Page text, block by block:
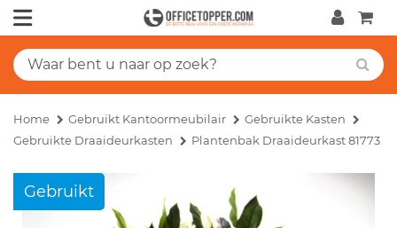
Home Gebruikt Kantoormeubilair
Gebruikte Kasten
Gebruikte Draaideurkasten
Plantenbak Draaideurkast 81773
Gebruikt